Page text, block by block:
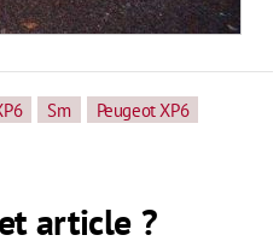
Sm
Peugeot XP6
article ?